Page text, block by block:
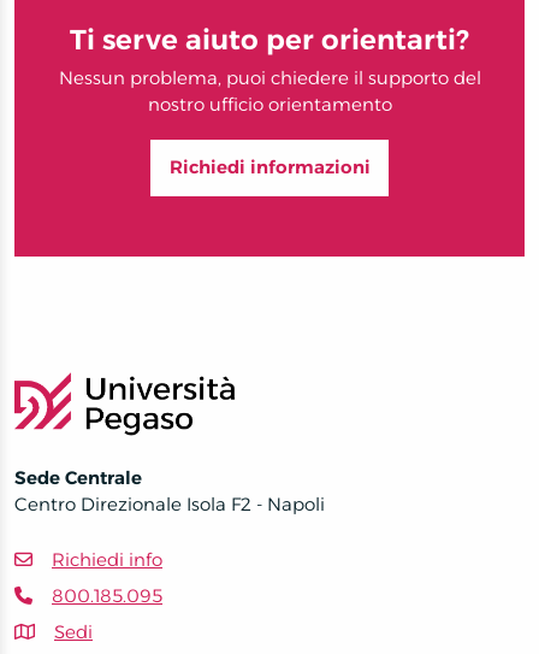
Ti serve aiuto per orientarti?
Nessun problema, puoi chiedere il supporto del
nostro ufficio orientamento
Richiedi informazioni
Sede Centrale
Centro Direzionale Isola F2 - Napoli
Richiedi info
800.185.095
Sedi